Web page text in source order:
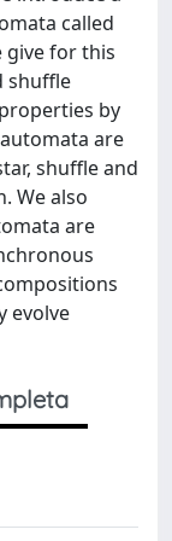
called
give for this
shuffle
by
are
shuffle and
We also
are
evolve